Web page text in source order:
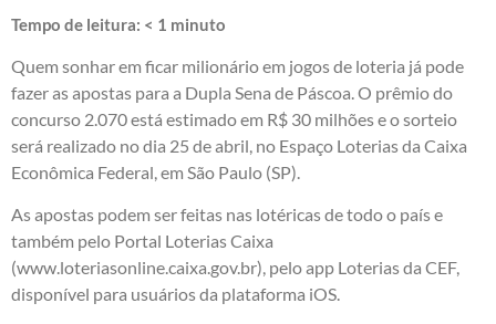
Tempo de leitura: < 1 minuto
Quem sonhar em ficar milionário em jogos de loteria já pode
fazer as apostas para a Dupla Sena de Páscoa. O prêmio do
concurso 2.070 está estimado em R$ 30 milhões e o sorteio
será realizado no dia 25 de abril, no Espaço Loterias da Caixa
Econômica Federal, em São Paulo (SP).
As apostas podem ser feitas nas lotéricas de todo o país e
também pelo Portal Loterias Caixa
(www.loteriasonline.caixa.gov.br), pelo app Loterias da CEF,
disponível para usuários da plataforma iOS.